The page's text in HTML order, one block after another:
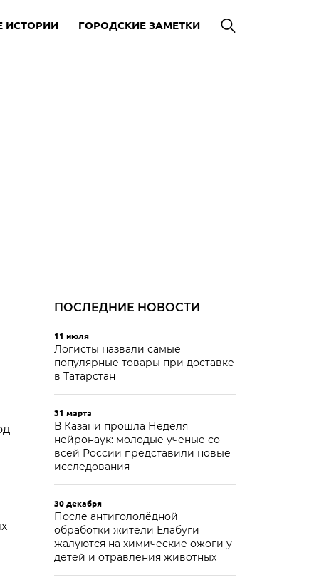
ИСТОРИИ ГОРОДСКИЕ ЗАМЕТКИ
ПОСЛЕДНИЕ НОВОСТИ
11 июля
Логисты назвали самые
популярные товары при доставке
в Татарстан
31 марта
В Казани прошла Неделя
нейронаук: молодые ученые со
всей России представили новые
исследования
30 декабря
После антигололёдной
обработки жители Елабуги
жалуются на химические ожоги у
детей и отравления животных